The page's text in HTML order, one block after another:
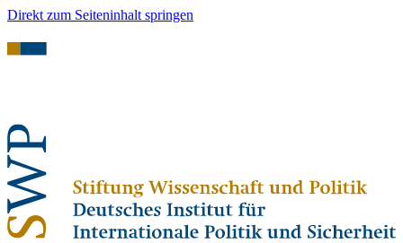
Direkt zum Seiteninhalt springen